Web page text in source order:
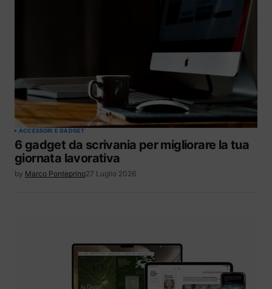
ACCESSORI E GADGET
6 gadget da scrivania per migliorare la tua
giornata lavorativa
by Marco Ponteprino27 Luglio 2026